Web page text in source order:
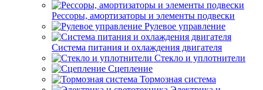
Рессоры, амортизаторы и элементы подвески
Рулевое управление
Система питания и охлаждения двигателя
Стекло и уплотнители
Сцепление
Тормозная система